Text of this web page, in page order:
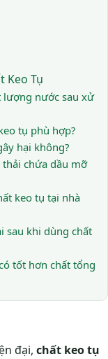
Keo Tụ
lượng nước sau xử
tụ phù hợp?
hại không?
chứa dầu mỡ
keo tụ tại nhà
sau khi dùng chất
tốt hơn chất tổng
đại, chất keo tụ